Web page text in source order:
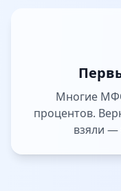
Многие
процентов.
взяли —